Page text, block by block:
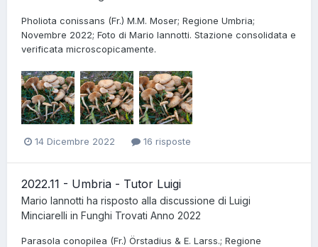
Pholiota conissans (Fr.) M.M. Moser; Regione Umbria;
Novembre 2022; Foto di Mario Iannotti. Stazione consolidata e
verificata microscopicamente.
14 Dicembre 2022 16 risposte
2022.11 - Umbria - Tutor Luigi
Mario Iannotti ha risposto alla discussione di Luigi
Minciarelli in Funghi Trovati Anno 2022
Parasola conopilea (Fr.) Örstadius & E. Larss.; Regione